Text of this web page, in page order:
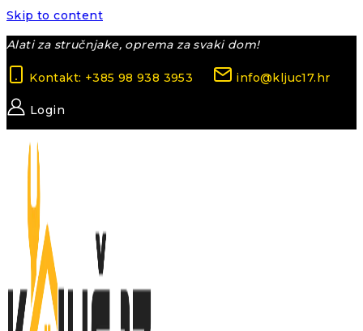
Skip to content
Alati za stručnjake, oprema za svaki dom!
Kontakt: +385 98 938 3953 info@kljuc17.hr
Login